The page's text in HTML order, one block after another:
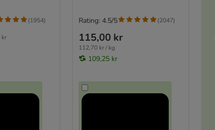
kr
(1954)
115,00 kr
112,70 kr / kg
109,25 kr
Rating: 4.5/5 (2047)